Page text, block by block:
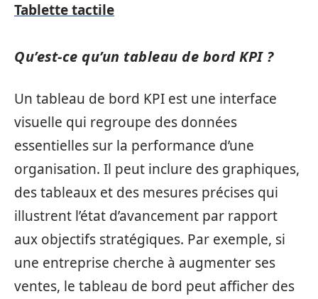
Tablette tactile
Qu’est-ce qu’un tableau de bord KPI ?
Un tableau de bord KPI est une interface
visuelle qui regroupe des données
essentielles sur la performance d’une
organisation. Il peut inclure des graphiques,
des tableaux et des mesures précises qui
illustrent l’état d’avancement par rapport
aux objectifs stratégiques. Par exemple, si
une entreprise cherche à augmenter ses
ventes, le tableau de bord peut afficher des